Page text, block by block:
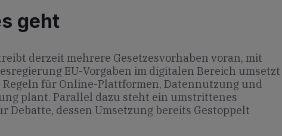
geht
derzeit mehrere Gesetzesvorhaben voran, mit
EU-Vorgaben im digitalen Bereich umsetzt
für Online-Plattformen, Datennutzung und
plant. Parallel dazu steht ein umstrittenes
Debatte, dessen Umsetzung bereits Gestoppelt